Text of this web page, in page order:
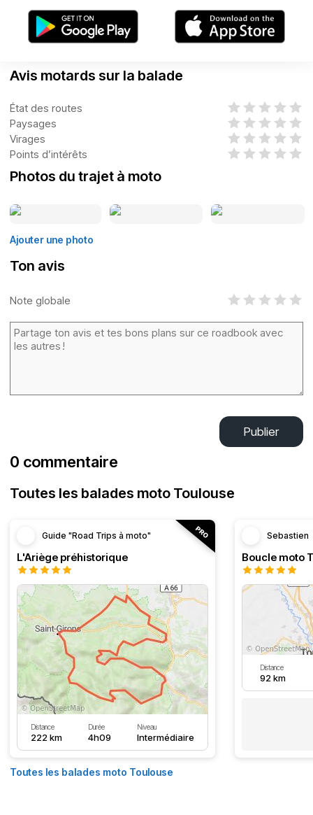
Avis motards sur la balade
État des routes
Paysages
Virages
Points d’intérêts
Photos du trajet à moto
Ajouter une photo
Ton avis
Note globale
Publier
0 commentaire
Toutes les balades moto Toulouse
Guide "Road Trips à moto"
L'Ariège préhistorique
Distance
222 km
Durée
4h09
Niveau
Intermédiaire
Sebastien
Distance
92 km
Toutes les balades moto Toulouse